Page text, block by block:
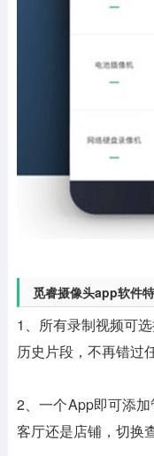
觅睿摄像头app软件
1、所有录制视频可
历史片段，不再错过
2、一个App即可添加
客厅还是店铺，切换